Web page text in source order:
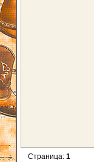
Страница: 1